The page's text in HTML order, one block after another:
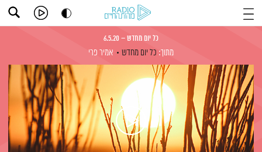
כל יום מחדש – 6.5.20
מתוך: כל יום מחדש אמיר פרי